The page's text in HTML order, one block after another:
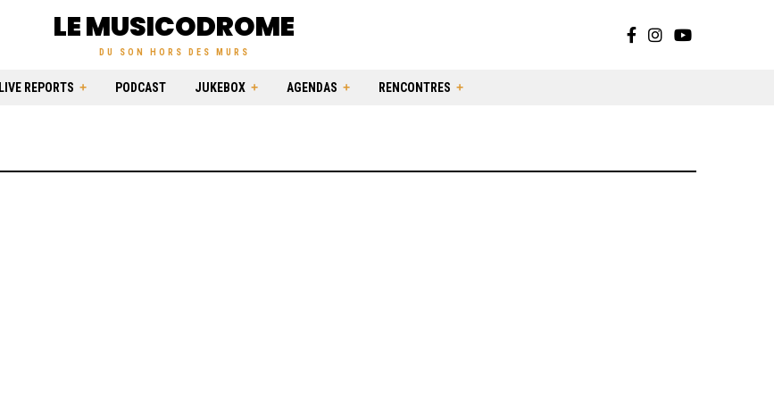
LE MUSICODROME
DU SON HORS DES MURS
LIVE REPORTS PODCAST JUKEBOX AGENDAS RENCONTRES